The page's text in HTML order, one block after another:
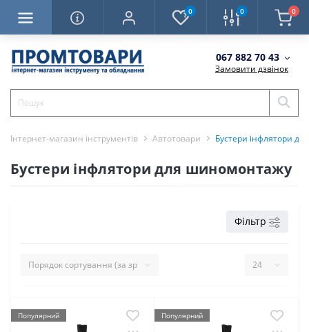
0 0 0
067 882 70 43
Замовити дзвінок
Інтернет-магазин інструментів Автотовари Бустери інфлятори
Бустери інфлятори для шиномонтажу
Фільтр
Популярний Популярний